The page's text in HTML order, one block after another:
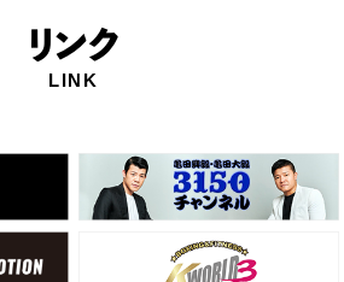
リンク
LINK